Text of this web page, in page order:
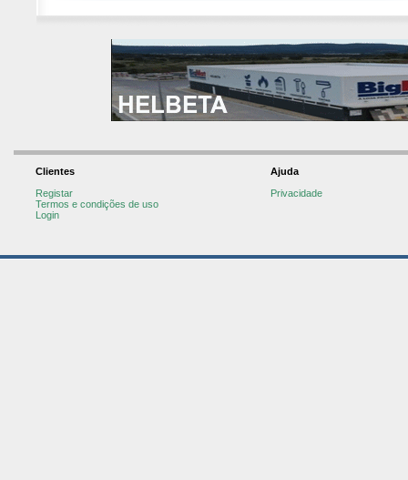
Clientes
Registar
Termos e condições de uso
Login
Ajuda
Privacidade